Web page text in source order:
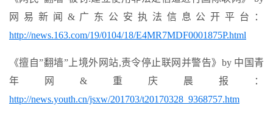
网易新闻&广东公安执法信息公开平台：
http://news.163.com/19/0104/18/E4MR7MDF0001875P.html
《擅自”翻墙”上境外网站,责令停止联网并警告》by 中国青
年网&重庆晨报：
http://news.youth.cn/jsxw/201703/t20170328_9368757.htm